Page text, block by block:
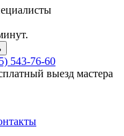
543-76-60
выезд мастера